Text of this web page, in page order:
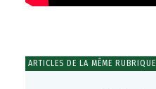
ARTICLES DE LA MÊME RUBRIQUE